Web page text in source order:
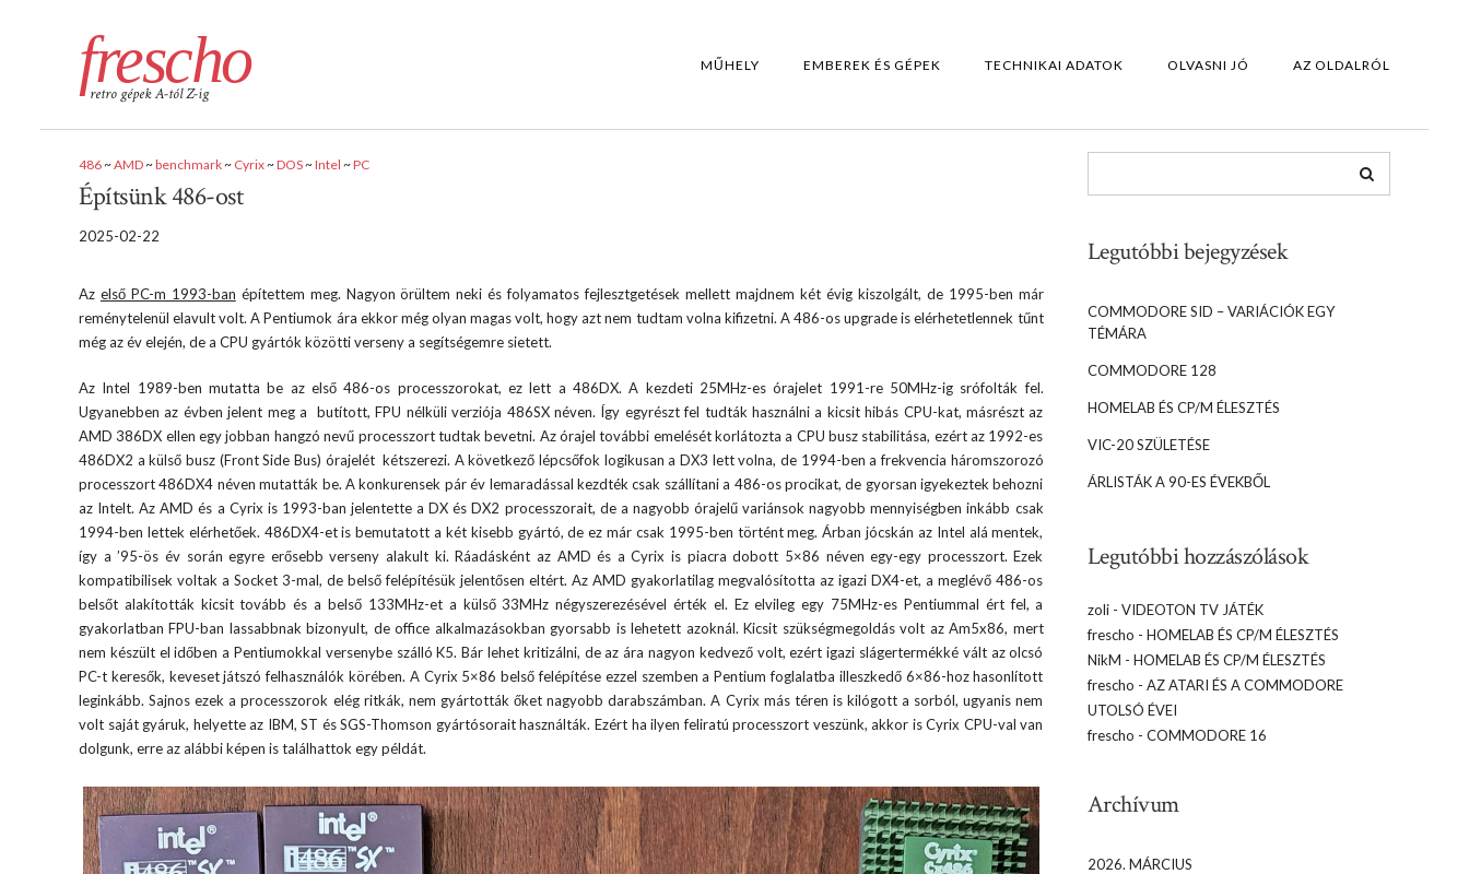
frescho
retro gépek A-tól Z-ig
MŰHELY EMBEREK ÉS GÉPEK TECHNIKAI ADATOK OLVASNI JÓ AZ OLDALRÓL
486~AMD~benchmark~ Cyrix~DOS~Intel ~PC
Építsünk 486-ost
2025-02-22
Az első PC-m 1993-ban építettem meg. Nagyon örültem neki és folyamatos fejlesztgetések mellett majdnem két évig kiszolgált, de 1995-ben már
reménytelenül elavult volt. A Pentiumok ára ekkor még olyan magas volt, hogy azt nem tudtam volna kifizetni. A 486-os upgrade is elérhetetlennek tűnt
még az év elején, de a CPU gyártók közötti verseny a segítségemre sietett.
Az Intel 1989-ben mutatta be az első 486-os processzorokat, ez lett a 486DX. A kezdeti 25MHz-es órajelet 1991-re 50MHz-ig srófolták fel.
Ugyanebben az évben jelent meg a butított, FPU nélküli verziója 486SX néven. Így egyrészt fel tudták használni a kicsit hibás CPU-kat, másrészt az
AMD 386DX ellen egy jobban hangzó nevű processzort tudtak bevetni. Az órajel további emelését korlátozta a CPU busz stabilitása, ezért az 1992-es
486DX2 a külső busz (Front Side Bus) órajelét kétszerezi. A következő lépcsőfok logikusan a DX3 lett volna, de 1994-ben a frekvencia háromszorozó
processzort 486DX4 néven mutatták be. A konkurensek pár év lemaradással kezdték csak szállítani a 486-os procikat, de gyorsan igyekeztek behozni
az Intelt. Az AMD és a Cyrix is 1993-ban jelentette a DX és DX2 processzorait, de a nagyobb órajelű variánsok nagyobb mennyiségben inkább csak
1994-ben lettek elérhetőek. 486DX4-et is bemutatott a két kisebb gyártó, de ez már csak 1995-ben történt meg. Árban jócskán az Intel alá mentek,
így a ’95-ös év során egyre erősebb verseny alakult ki. Ráadásként az AMD és a Cyrix is piacra dobott 5×86 néven egy-egy processzort. Ezek
kompatibilisek voltak a Socket 3-mal, de belső felépítésük jelentősen eltért. Az AMD gyakorlatilag megvalósította az igazi DX4-et, a meglévő 486-os
belsőt alakították kicsit tovább és a belső 133MHz-et a külső 33MHz négyszerezésével érték el. Ez elvileg egy 75MHz-es Pentiummal ért fel, a
gyakorlatban FPU-ban lassabbnak bizonyult, de office alkalmazásokban gyorsabb is lehetett azoknál. Kicsit szükségmegoldás volt az Am5x86, mert
nem készült el időben a Pentiumokkal versenybe szálló K5. Bár lehet kritizálni, de az ára nagyon kedvező volt, ezért igazi slágertermékké vált az olcsó
PC-t keresők, keveset játszó felhasználók körében. A Cyrix 5×86 belső felépítése ezzel szemben a Pentium foglalatba illeszkedő 6×86-hoz hasonlított
leginkább. Sajnos ezek a processzorok elég ritkák, nem gyártották őket nagyobb darabszámban. A Cyrix más téren is kilógott a sorból, ugyanis nem
volt saját gyáruk, helyette az IBM, ST és SGS-Thomson gyártósorait használták. Ezért ha ilyen feliratú processzort veszünk, akkor is Cyrix CPU-val van
dolgunk, erre az alábbi képen is találhattok egy példát.
Legutóbbi bejegyzések
COMMODORE SID – VARIÁCIÓK EGY
TÉMÁRA
COMMODORE 128
HOMELAB ÉS CP/M ÉLESZTÉS
VIC-20 SZÜLETÉSE
ÁRLISTÁK A 90-ES ÉVEKBŐL
Legutóbbi hozzászólások
zoli- VIDEOTON TV JÁTÉK
frescho - HOMELAB ÉS CP/M ÉLESZTÉS
NikM - HOMELAB ÉS CP/M ÉLESZTÉS
frescho - AZ ATARI ÉS A COMMODORE
UTOLSÓ ÉVEI
frescho - COMMODORE 16
Archívum
2026. MÁRCIUS